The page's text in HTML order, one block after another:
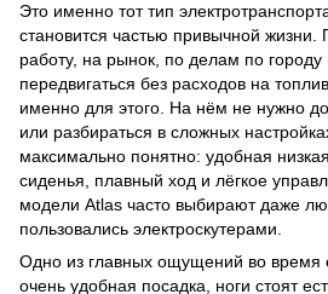
Это именно тот тип
становится частью привычной жизни.
работу, на рынок, по делам по
передвигаться без расходов на
именно для этого. На нём не нужно
или разбираться в сложных
максимально понятно: удобная
сиденья, плавный ход и лёгкое
модели Atlas часто выбирают даже
пользовались электроскутерами.
Одно из главных ощущений во
очень удобная посадка, ноги стоят